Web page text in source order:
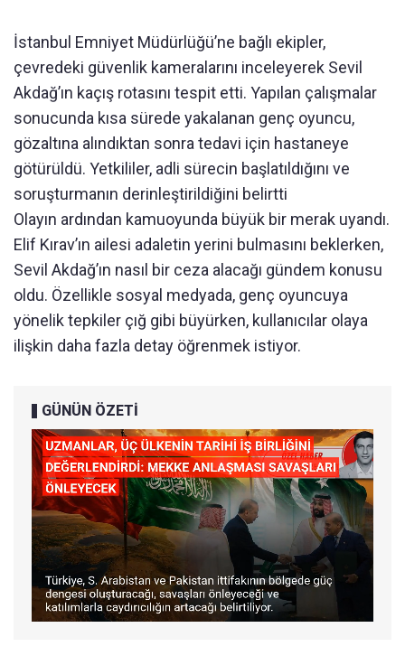
İstanbul Emniyet Müdürlüğü’ne bağlı ekipler,
çevredeki güvenlik kameralarını inceleyerek Sevil
Akdağ’ın kaçış rotasını tespit etti. Yapılan çalışmalar
sonucunda kısa sürede yakalanan genç oyuncu,
gözaltına alındıktan sonra tedavi için hastaneye
götürüldü. Yetkililer, adli sürecin başlatıldığını ve
soruşturmanın derinleştirildiğini belirtti
Olayın ardından kamuoyunda büyük bir merak uyandı.
Elif Kırav’ın ailesi adaletin yerini bulmasını beklerken,
Sevil Akdağ’ın nasıl bir ceza alacağı gündem konusu
oldu. Özellikle sosyal medyada, genç oyuncuya
yönelik tepkiler çığ gibi büyürken, kullanıcılar olaya
ilişkin daha fazla detay öğrenmek istiyor.
GÜNÜN ÖZETİ